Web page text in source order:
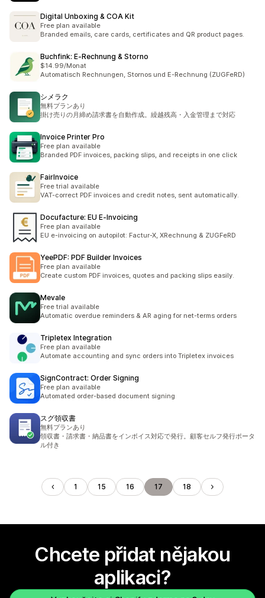
Digital Unboxing & COA Kit
Free plan available
Branded emails, care cards, certificates and QR product pages.
Buchfink: E‑Rechnung & Storno
$14.99/Monat
Automatisch Rechnungen, Stornos und E-Rechnung (ZUGFeRD)
シメラク
無料プランあり
掛け売りの月締め請求書を自動作成。繰越残高・入金管理まで対応
Invoice Printer Pro
Free plan available
Branded PDF invoices, packing slips, and receipts in one click
FairInvoice
Free trial available
VAT-correct PDF invoices and credit notes, sent automatically.
Docufacture: EU E‑Invoicing
Free plan available
EU e-invoicing on autopilot: Factur-X, XRechnung & ZUGFeRD
YeePDF: PDF Builder Invoices
Free plan available
Create custom PDF invoices, quotes and packing slips easily.
Mevale
Free trial available
Automatic overdue reminders & AR aging for net-terms orders
Tripletex Integration
Free plan available
Automate accounting and sync orders into Tripletex invoices
SignContract: Order Signing
Free plan available
Automated order-based document signing
スグ領収書
無料プランあり
領収書・請求書・納品書をインボイス対応で発行。顧客セルフ発行ポータ
ル付き
1 15 16 17 18
Chcete přidat nějakou
aplikaci?